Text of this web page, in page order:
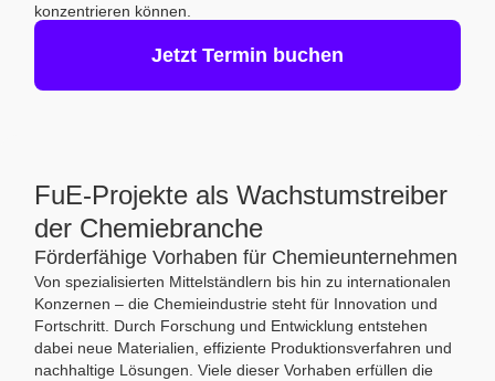
konzentrieren können.
Jetzt Termin buchen
FuE-Projekte als Wachstumstreiber
der Chemiebranche
Förderfähige Vorhaben für Chemieunternehmen
Von spezialisierten Mittelständlern bis hin zu internationalen
Konzernen – die Chemieindustrie steht für Innovation und
Fortschritt. Durch Forschung und Entwicklung entstehen
dabei neue Materialien, effiziente Produktionsverfahren und
nachhaltige Lösungen. Viele dieser Vorhaben erfüllen die